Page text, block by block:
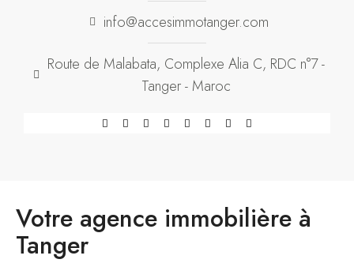
info@accesimmotanger.com
Route de Malabata, Complexe Alia C, RDC n°7 -
Tanger - Maroc
Votre agence immobilière à
Tanger